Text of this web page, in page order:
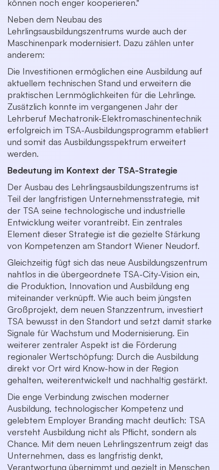
können noch enger kooperieren."
Neben dem Neubau des
Lehrlingsausbildungszentrums wurde auch der
Maschinenpark modernisiert. Dazu zählen unter
anderem:
Die Investitionen ermöglichen eine Ausbildung auf
aktuellem technischen Stand und erweitern die
praktischen Lernmöglichkeiten für die Lehrlinge.
Zusätzlich konnte im vergangenen Jahr der
Lehrberuf Mechatronik-Elektromaschinentechnik
erfolgreich im TSA-Ausbildungsprogramm etabliert
und somit das Ausbildungsspektrum erweitert
werden.
Bedeutung im Kontext der TSA-Strategie
Der Ausbau des Lehrlingsausbildungszentrums ist
Teil der langfristigen Unternehmensstrategie, mit
der TSA seine technologische und industrielle
Entwicklung weiter vorantreibt. Ein zentrales
Element dieser Strategie ist die gezielte Stärkung
von Kompetenzen am Standort Wiener Neudorf.
Gleichzeitig fügt sich das neue Ausbildungszentrum
nahtlos in die übergeordnete TSA-City-Vision ein,
die Produktion, Innovation und Ausbildung eng
miteinander verknüpft. Wie auch beim jüngsten
Großprojekt, dem neuen Stanzzentrum, investiert
TSA bewusst in den Standort und setzt damit starke
Signale für Wachstum und Modernisierung. Ein
weiterer zentraler Aspekt ist die Förderung
regionaler Wertschöpfung: Durch die Ausbildung
direkt vor Ort wird Know-how in der Region
gehalten, weiterentwickelt und nachhaltig gestärkt.
Die enge Verbindung zwischen moderner
Ausbildung, technologischer Kompetenz und
gelebtem Employer Branding macht deutlich: TSA
versteht Ausbildung nicht als Pflicht, sondern als
Chance. Mit dem neuen Lehrlingszentrum zeigt das
Unternehmen, dass es langfristig denkt,
Verantwortung übernimmt und gezielt in Menschen